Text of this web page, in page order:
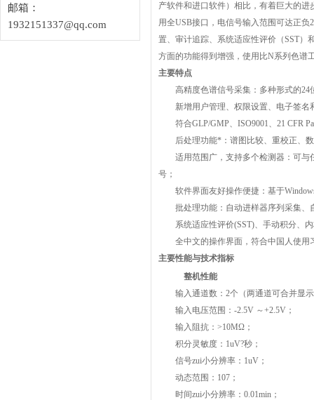
邮箱：
1932151337@qq.com
产软件和进口软件）相比，有着巨大的
用全USB接口，电信号输入范围可达正
置、审计追踪、系统适应性评价（SST）
方面的功能得到增强，使用比N系列色谱
主要特点
高精度色谱信号采集：多种形式的24
新增用户管理、权限设置、电子签名
符合GLP/GMP、ISO9001、21 CFR
后处理功能*：谱图比较、重校正、数
适用范围广，支持多个检测器：可与
号；
软件界面友好操作便捷：基于
批处理功能：自动进样器序列采集、
系统适应性评价(SST)、手动积分、内
全中文的操作界面，符合中国人使用
主要性能与技术指标
整机性能
输入通道数：2个（两通道可合并显示
输入电压范围：-2.5V ～+2.5V；
输入阻抗：>10MΩ；
积分灵敏度：1uV?秒；
信号zui小分辨率：1uV；
动态范围：107；
时间zui小分辨率：0.01min；